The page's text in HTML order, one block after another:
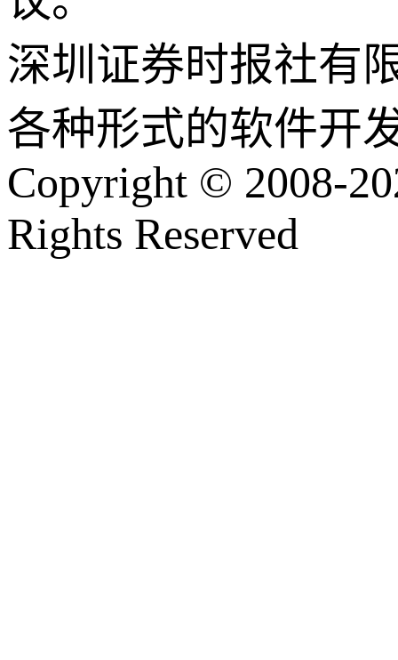
深圳证券时报社有
各种形式的软件开
Copyright © 2008-
Rights Reserved